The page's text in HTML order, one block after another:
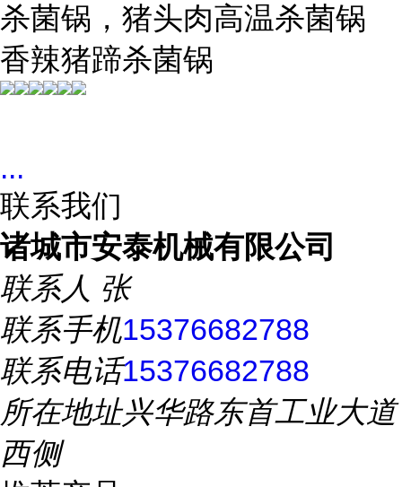
杀菌锅，猪头肉高温杀菌锅
香辣猪蹄杀菌锅
...
联系我们
诸城市安泰机械有限公司
联系人 张
联系手机15376682788
联系电话15376682788
所在地址兴华路东首工业大道
西侧